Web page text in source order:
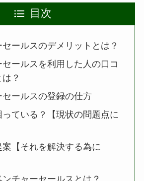
目次
ールスのデメリットとは？
ールスを利用した人の口コ
？
ールスの登録の仕方
ている？【現状の問題点に
【それを解決する為に
チャーセールスとは？